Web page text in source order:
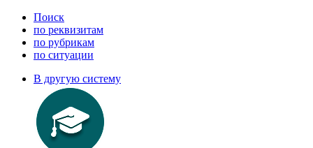
Поиск
по реквизитам
по рубрикам
по ситуации
В другую систему